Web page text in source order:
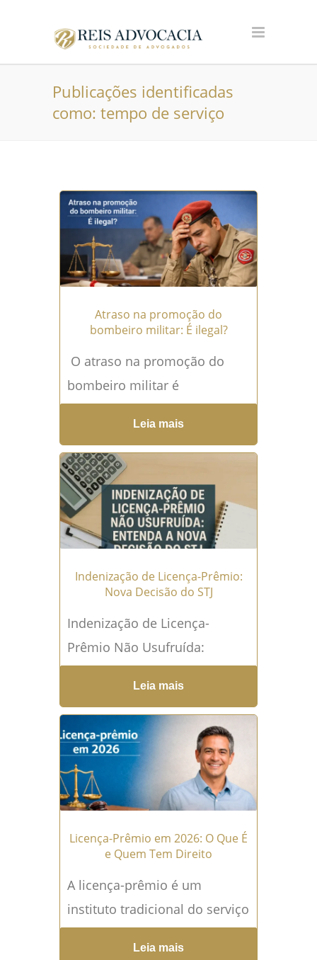
Publicações identificadas
como: tempo de serviço
Atraso na promoção do
bombeiro militar: É ilegal?
O atraso na promoção do
bombeiro militar é
considerado ilegal? O Atraso
na promoção do bombeiro
militar é uma das principais
queixas...Leia mais →
Leia mais
Indenização de Licença-Prêmio:
Nova Decisão do STJ
Indenização de Licença-
Prêmio Não Usufruída:
Entenda a Nova Decisão do
STJ O que é licença-prêmio e
como funcionava antes de
1996...Leia mais →
Leia mais
Licença-Prêmio em 2026: O Que É
e Quem Tem Direito
A licença-prêmio é um
instituto tradicional do serviço
público brasileiro que visa
Leia mais